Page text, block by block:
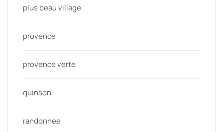
plus beau village
provence
provence verte
quinson
randonnee